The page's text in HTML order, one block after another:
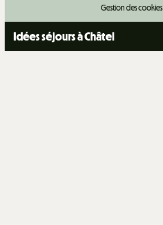
Gestion des cookies
Idées séjours à Châtel